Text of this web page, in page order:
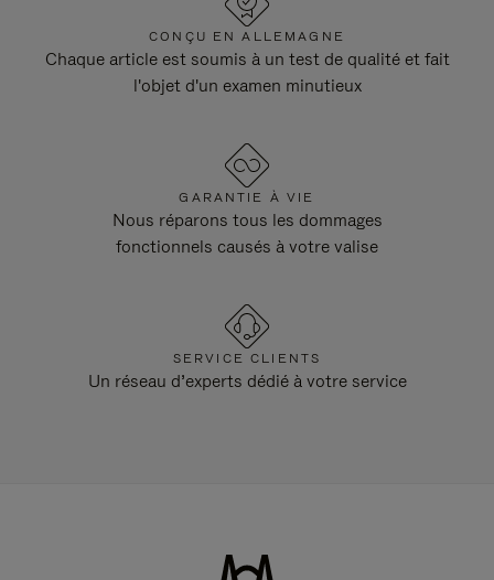
CONÇU EN ALLEMAGNE
Chaque article est soumis à un test de qualité et fait
l'objet d'un examen minutieux
GARANTIE À VIE
Nous réparons tous les dommages
fonctionnels causés à votre valise
SERVICE CLIENTS
Un réseau d’experts dédié à votre service